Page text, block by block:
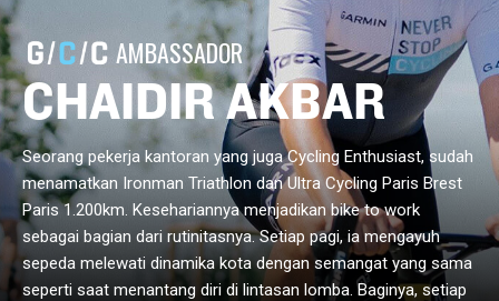
AMBASSADOR
CHAIDIR AKBAR
Seorang pekerja kantoran yang juga Cycling Enthusiast, sudah
menamatkan Ironman Triathlon dan Ultra Cycling Paris Brest
Paris 1.200km. Kesehariannya menjadikan bike to work
sebagai bagian dari rutinitasnya. Setiap pagi, ia mengayuh
sepeda melewati dinamika kota dengan semangat yang sama
seperti saat menantang diri di lintasan lomba. Baginya, setiap